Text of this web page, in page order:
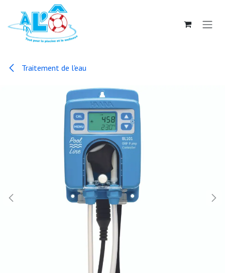
Se rendre au contenu
Traitement de l'eau